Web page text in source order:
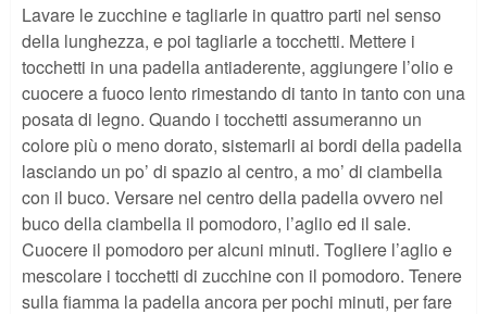
Lavare le zucchine e tagliarle in quattro parti nel senso
della lunghezza, e poi tagliarle a tocchetti. Mettere i
tocchetti in una padella antiaderente, aggiungere l’olio e
cuocere a fuoco lento rimestando di tanto in tanto con una
posata di legno. Quando i tocchetti assumeranno un
colore più o meno dorato, sistemarli ai bordi della padella
lasciando un po’ di spazio al centro, a mo’ di ciambella
con il buco. Versare nel centro della padella ovvero nel
buco della ciambella il pomodoro, l’aglio ed il sale.
Cuocere il pomodoro per alcuni minuti. Togliere l’aglio e
mescolare i tocchetti di zucchine con il pomodoro. Tenere
sulla fiamma la padella ancora per pochi minuti, per fare